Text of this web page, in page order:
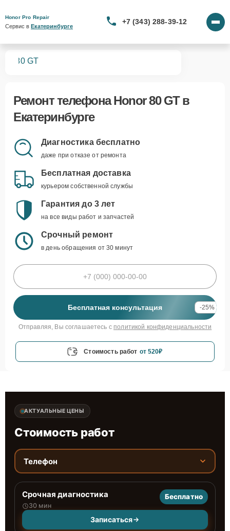
Honor Pro Repair
Сервис в Екатеринбурге
+7 (343) 288-39-12
80 GT
Ремонттелефона Honor 80 GTв
Екатеринбурге
Диагностика бесплатно
даже при отказе от ремонта
Бесплатная доставка
курьером собственной службы
Гарантия до 3 лет
на все виды работ и запчастей
Срочный ремонт
в день обращения от 30 минут
Бесплатная консультация -25%
Отправляя, Вы соглашаетесь с политикой конфиденциальности
Стоимость работ от 520₽
АКТУАЛЬНЫЕ ЦЕНЫ
Стоимость работ
Телефон
Срочная диагностика
30 мин
Бесплатно
Записаться